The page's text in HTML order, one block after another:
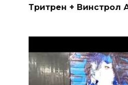
Тритрен + Винстрол